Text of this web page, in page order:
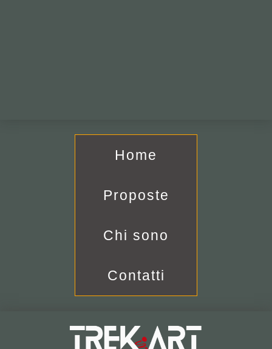
Home
Proposte
Chi sono
Contatti